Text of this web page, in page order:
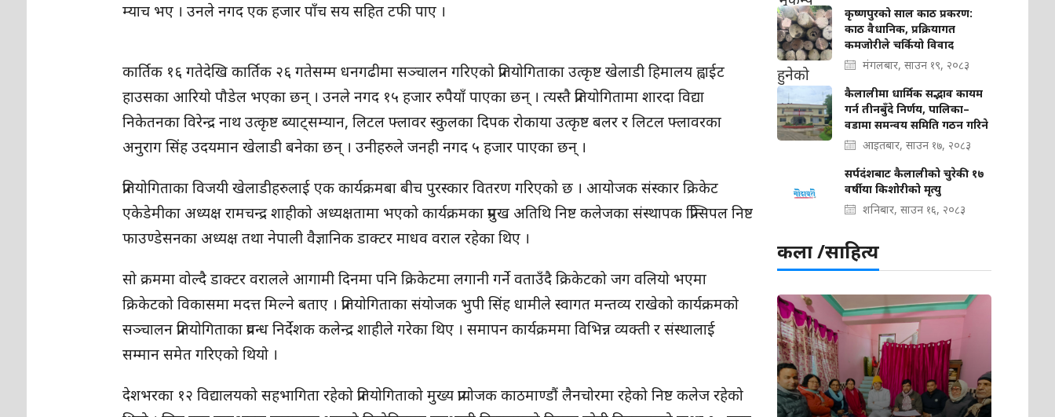
म्याच भए । उनले नगद एक हजार पाँच सय सहित टफी पाए ।
कार्तिक १६ गतेदेखि कार्तिक २६ गतेसम्म धनगढीमा सञ्चालन गरिएको प्रतियोगिताका उत्कृष्ट खेलाडी हिमालय ह्वाईट
हाउसका आरियो पौडेल भएका छन् । उनले नगद १५ हजार रुपैयाँ पाएका छन् । त्यस्तै प्रतियोगितामा शारदा विद्या
निकेतनका विरेन्द्र नाथ उत्कृष्ट ब्याट्सम्यान, लिटल फ्लावर स्कुलका दिपक रोकाया उत्कृष्ट बलर र लिटल फ्लावरका
अनुराग सिंह उदयमान खेलाडी बनेका छन् । उनीहरुले जनही नगद ५ हजार पाएका छन् ।
प्रतियोगिताका विजयी खेलाडीहरुलाई एक कार्यक्रमबा बीच पुरस्कार वितरण गरिएको छ । आयोजक संस्कार क्रिकेट
एकेडेमीका अध्यक्ष रामचन्द्र शाहीको अध्यक्षतामा भएको कार्यक्रमका प्रमुख अतिथि निष्ट कलेजका संस्थापक प्रिन्सिपल निष्ट
फाउण्डेसनका अध्यक्ष तथा नेपाली वैज्ञानिक डाक्टर माधव वराल रहेका थिए ।
सो क्रममा वोल्दै डाक्टर वरालले आगामी दिनमा पनि क्रिकेटमा लगानी गर्ने वताउँदै क्रिकेटको जग वलियो भएमा
क्रिकेटको विकासमा मदत्त मिल्ने बताए । प्रतियोगिताका संयोजक भुपी सिंह धामीले स्वागत मन्तव्य राखेको कार्यक्रमको
सञ्चालन प्रतियोगिताका प्रवन्ध निर्देशक कलेन्द्र शाहीले गरेका थिए । समापन कार्यक्रममा विभिन्न व्यक्ती र संस्थालाई
सम्मान समेत गरिएको थियो ।
देशभरका १२ विद्यालयको सहभागिता रहेको प्रतियोगिताको मुख्य प्रायोजक काठमाण्डौं लैनचोरमा रहेको निष्ट कलेज रहेको
कृष्णपुरको साल काठ प्रकरण:
काठ वैधानिक, प्रक्रियागत
कमजोरीले चर्कियो विवाद
मंगलबार, साउन १९, २०८३
कैलालीमा धार्मिक सद्भाव कायम
गर्न तीनबुँदे निर्णय, पालिका–
वडामा समन्वय समिति गठन गरिने
आइतबार, साउन १७, २०८३
सर्पदंशबाट कैलालीको चुरेकी १७
वर्षीया किशोरीको मृत्यु
शनिबार, साउन १६, २०८३
कला /साहित्य